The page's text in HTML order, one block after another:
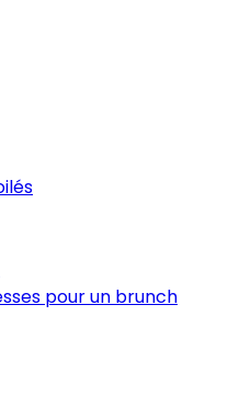
pour un brunch